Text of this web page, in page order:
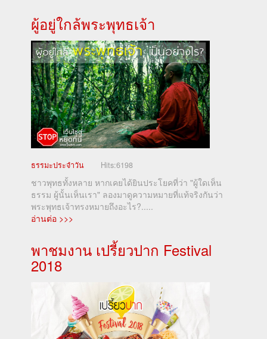
ผู้อยู่ใกล้พระพุทธเจ้า
ธรรมะประจำวัน Hits:6198
ชาวพุทธทั้งหลาย หากเคยได้ยินประโยคที่ว่า "ผู้ใดเห็น
ธรรม ผู้นั้นเห็นเรา" ลองมาดูความหมายที่แท้จริงกันว่า
พระพุทธเจ้าทรงหมายถึงอะไร?.....
อ่านต่อ >>>
พาชมงาน เปรี้ยวปาก Festival
2018